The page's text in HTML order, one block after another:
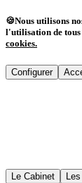
🍪Nous utilisons
l'utilisation de tous
cookies.
Configurer
Le Cabinet